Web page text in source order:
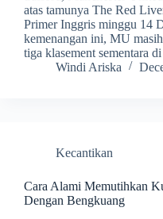
atas tamunya The Red
Primer Inggris minggu 14
kemenangan ini, MU
tiga klasement sementara
Windi Ariska
Kecantikan
Cara Alami Memutihkan
Dengan Bengkuang